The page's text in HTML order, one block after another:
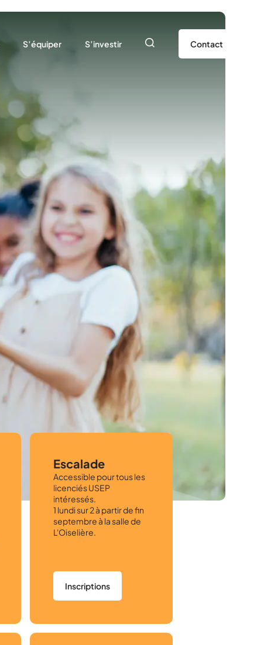
S’équiper
Les ressources pédagogiques
S’investir Contact
Escalade
Accessible pour tous les
licenciés USEP
intéressés.
1 lundi sur 2 à partir de fin
septembre à la salle de
L'Oiselière.
Inscriptions